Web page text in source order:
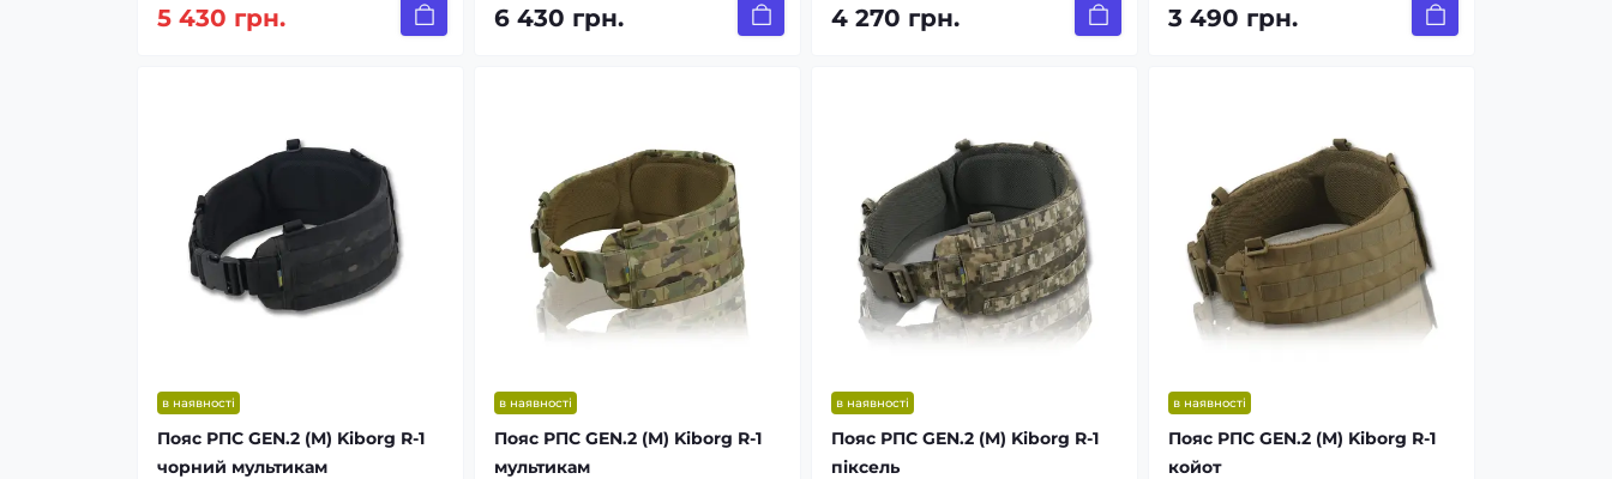
5 430 грн. 6 430 грн. 4 270 грн. 3 490 грн.
в наявності
Пояс РПС GEN.2 (M) Kiborg R-1
чорний мультикам
в наявності
Пояс РПС GEN.2 (M) Kiborg R-1
мультикам
в наявності
Пояс РПС GEN.2 (M) Kiborg R-1
піксель
в наявності
Пояс РПС GEN.2 (M) Kiborg R-1
койот